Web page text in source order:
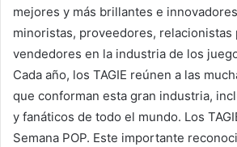
mejores y más brillantes e
minoristas, proveedores, relacionistas
vendedores en la industria de los
Cada año, los TAGIE reúnen a las
que conforman esta gran industria,
y fanáticos de todo el mundo. Los
Semana POP. Este importante